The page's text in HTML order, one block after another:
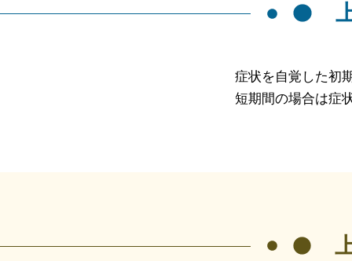
症状を自覚した初
短期間の場合は症